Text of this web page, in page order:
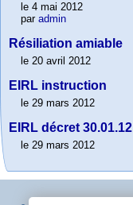
le 4 mai 2012
par admin
Résiliation amiable
le 20 avril 2012
EIRL instruction
le 29 mars 2012
EIRL décret 30.01.12
le 29 mars 2012